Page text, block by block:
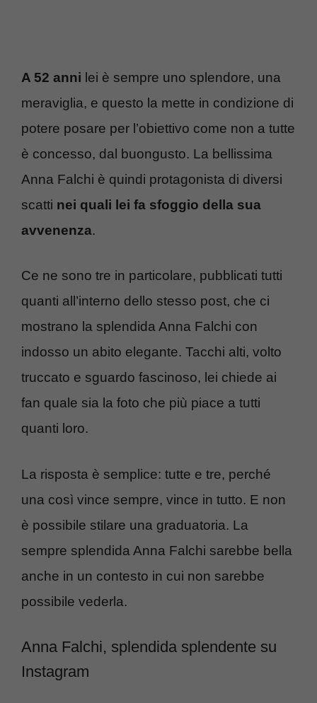
A 52 anni lei è sempre uno splendore, una
meraviglia, e questo la mette in condizione di
potere posare per l’obiettivo come non a tutte
è concesso, dal buongusto. La bellissima
Anna Falchi è quindi protagonista di diversi
scatti nei quali lei fa sfoggio della sua
avvenenza.
Ce ne sono tre in particolare, pubblicati tutti
quanti all’interno dello stesso post, che ci
mostrano la splendida Anna Falchi con
indosso un abito elegante. Tacchi alti, volto
truccato e sguardo fascinoso, lei chiede ai
fan quale sia la foto che più piace a tutti
quanti loro.
La risposta è semplice: tutte e tre, perché
una così vince sempre, vince in tutto. E non
è possibile stilare una graduatoria. La
sempre splendida Anna Falchi sarebbe bella
anche in un contesto in cui non sarebbe
possibile vederla.
Anna Falchi, splendida splendente su
Instagram